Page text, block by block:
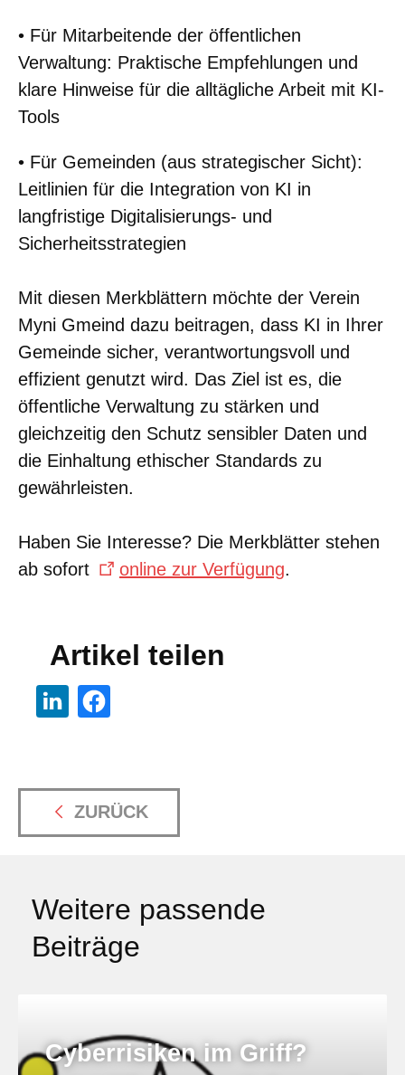
• Für Mitarbeitende der öffentlichen
Verwaltung: Praktische Empfehlungen und
klare Hinweise für die alltägliche Arbeit mit KI-
Tools
• Für Gemeinden (aus strategischer Sicht):
Leitlinien für die Integration von KI in
langfristige Digitalisierungs- und
Sicherheitsstrategien
Mit diesen Merkblättern möchte der Verein
Myni Gmeind dazu beitragen, dass KI in Ihrer
Gemeinde sicher, verantwortungsvoll und
effizient genutzt wird. Das Ziel ist es, die
öffentliche Verwaltung zu stärken und
gleichzeitig den Schutz sensibler Daten und
die Einhaltung ethischer Standards zu
gewährleisten.
Haben Sie Interesse? Die Merkblätter stehen
ab sofort
online zur Verfügung.
Artikel teilen
ZURÜCK
Weitere passende
Beiträge
Cyberrisiken im Griff?